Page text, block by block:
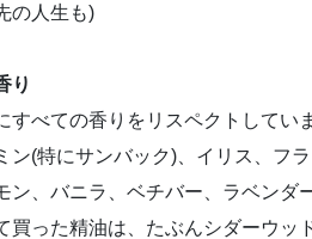
の人生も)
り
すべての香りをリスペクトして
ン(特にサンバック)、イリス、フ
ン、バニラ、ベチバー、ラベンダー
買った精油は、たぶんシダーウッド